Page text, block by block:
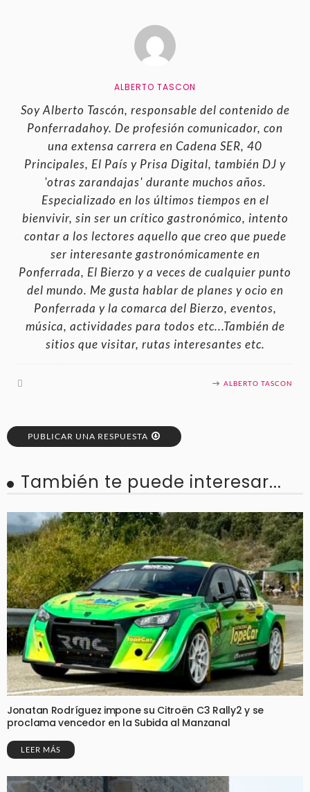
ALBERTO TASCON
Soy Alberto Tascón, responsable del contenido de
Ponferradahoy. De profesión comunicador, con
una extensa carrera en Cadena SER, 40
Principales, El País y Prisa Digital, también DJ y
'otras zarandajas' durante muchos años.
Especializado en los últimos tiempos en el
bienvivir, sin ser un crítico gastronómico, intento
contar a los lectores aquello que creo que puede
ser interesante gastronómicamente en
Ponferrada, El Bierzo y a veces de cualquier punto
del mundo. Me gusta hablar de planes y ocio en
Ponferrada y la comarca del Bierzo, eventos,
música, actividades para todos etc...También de
sitios que visitar, rutas interesantes etc.
ALBERTO TASCON
PUBLICAR UNA RESPUESTA
También te puede interesar...
Jonatan Rodríguez impone su Citroën C3 Rally2 y se
proclama vencedor en la Subida al Manzanal
LEER MÁS